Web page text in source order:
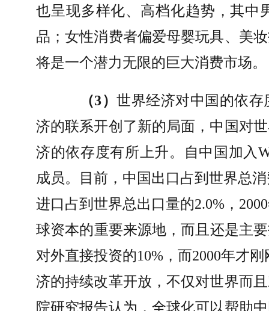
也呈现多样化、高档化趋势，其中
品；女性消费者偏爱母婴玩具、美
将是一个潜力无限的巨大消费市场。
（3）世界经济对中国的依
济的联系开创了新的局面，中国对
济的依存度有所上升。自中国加入
成员。目前，中国出口占到世界总
进口占到世界总出口量的2.0% ， 2000
球资本的重要来源地，而且还是主
对外直接投资的10% ，而2000年才刚
济的持续改革开放，不仅对世界而
院研究报告认为，全球化可以帮助